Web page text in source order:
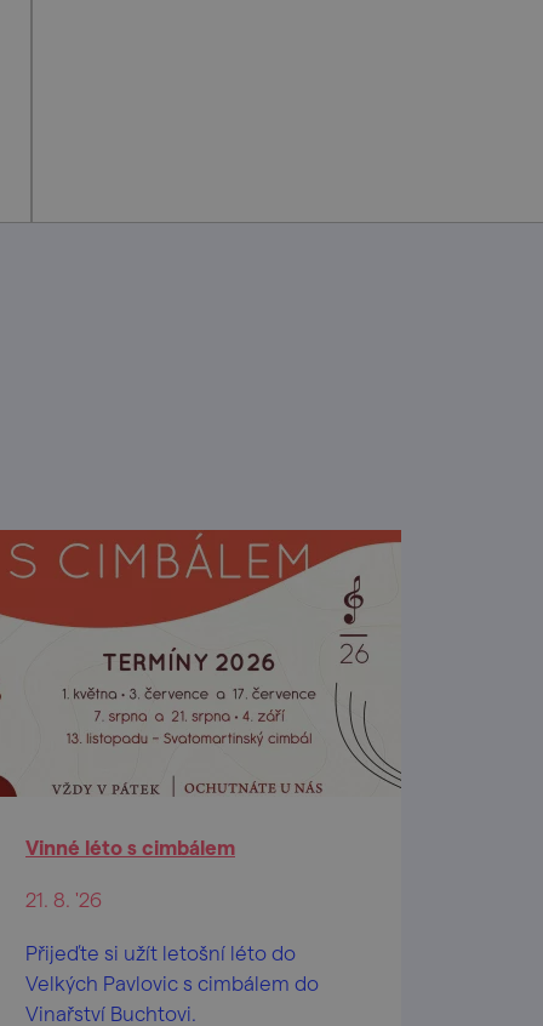
Vinné léto s cimbálem
21. 8. '26
Přijeďte si užít letošní léto do
Velkých Pavlovic s cimbálem do
Vinařství Buchtovi.